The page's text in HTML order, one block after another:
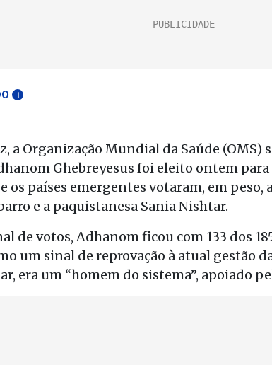
i
a Organização Mundial da Saúde
Ghebreyesus foi eleito ontem para
os países emergentes votaram, em peso,
e a paquistanesa Sania Nishtar.
de votos, Adhanom ficou com 133 dos
um sinal de reprovação à atual gestão
era um “homem do sistema”, apoiado